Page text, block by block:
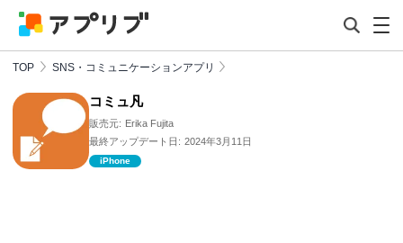
TOP SNS・コミュニケーションアプリ
コミュ凡
販売元: Erika Fujita
最終アップデート日: 2024年3月11日
iPhone